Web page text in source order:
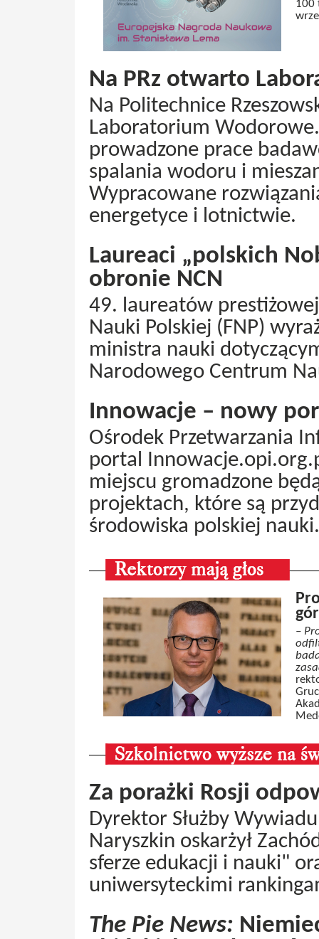
100
Na PRz otwarto
Na Politechnice
Laboratorium
prowadzone prace
spalania wodoru i
Wypracowane
energetyce i lotnictwie.
Laureaci „polskich
obronie NCN
49. laureatów
Nauki Polskiej (FNP)
ministra nauki
Narodowego Centrum
Innowacje – nowy
Ośrodek Przetwarzania
portal
miejscu gromadzone
projektach, które są
środowiska polskiej nauki.
–
Za porażki Rosji
Dyrektor Służby
Naryszkin oskarżył
sferze edukacji i nauki"
uniwersyteckimi
The Pie News: